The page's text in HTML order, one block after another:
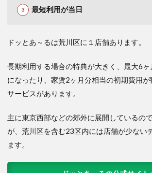
最短利用が当日
ドッとあ～るは荒川区に１店舗あります。
長期利用する場合の特典が大きく、最大6
になったり、家賃2ヶ月分相当の初期費用
サービスがあります。
主に東京西部などの郊外に展開しているの
が、荒川区を含む23区内には店舗が少ない
ます。